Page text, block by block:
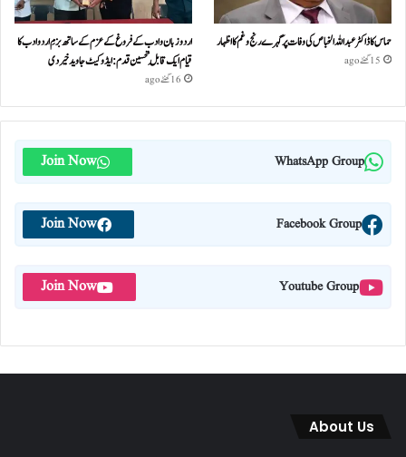
حماس کا ڈاکٹر عبداللہ الخباص کی وفات پر گہرے رنج وغم کااظہار
15 گھنٹے ago
اردو زبان و ادب کے فروغ کے عزم کے ساتھ بزمِ اردو ادب کا
قیام ایک قابلِ تحسین قدم : ایڈوکیٹ جاوید خیردی
16 گھنٹے ago
WhatsApp Group
Join Now
Facebook Group
Join Now
Youtube Group
Join Now
About Us